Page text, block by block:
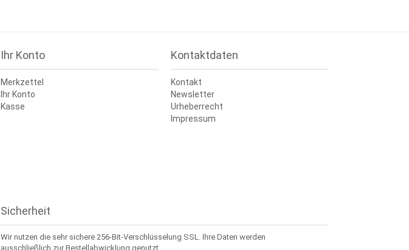
Ihr Konto
Merkzettel
Ihr Konto
Kasse
Kontaktdaten
Kontakt
Newsletter
Urheberrecht
Impressum
Sicherheit
Wir nutzen die sehr sichere 256-Bit-Verschlüsselung SSL. Ihre Daten werden
ausschließlich zur Bestellabwicklung genutzt.